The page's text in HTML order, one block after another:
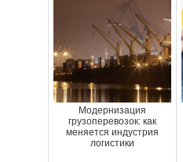
Модернизация
грузоперевозок: как
меняется индустрия
логистики